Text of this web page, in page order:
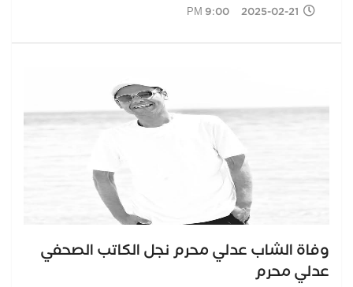
2025-02-21 9:00 PM
وفاة الشاب عدلي محرم نجل الكاتب الصحفي
عدلي محرم